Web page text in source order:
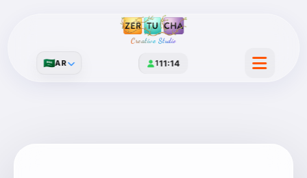
Creative Studio
111:14
🇸🇦AR